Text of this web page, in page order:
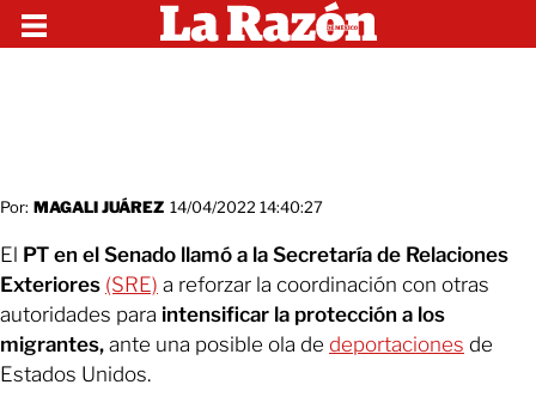
Por: MAGALI JUÁREZ 14/04/2022 14:40:27
El PT en el Senado llamó a la Secretaría de Relaciones
Exteriores (SRE) a reforzar la coordinación con otras
autoridades para intensificar la protección a los
migrantes, ante una posible ola de deportaciones de
Estados Unidos.